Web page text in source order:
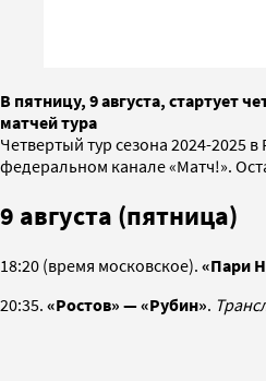
В пятницу, 9 августа, стартует
матчей тура
Четвертый тур сезона 2024-2025
федеральном канале «Матч!».
9 августа (пятница)
18:20 (время московское). «Пари
20:35. «Ростов» — «Рубин».